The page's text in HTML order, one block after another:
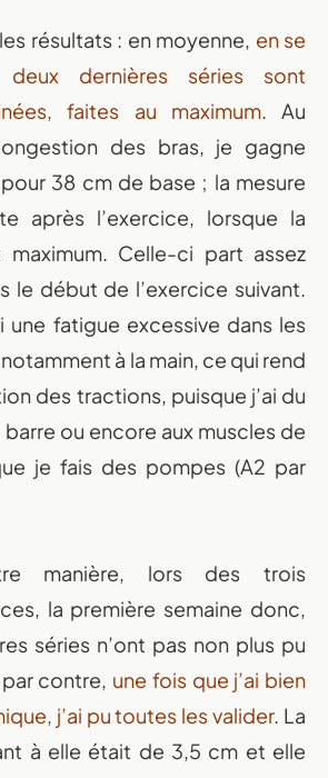
résultats : en moyenne, en se
dernières séries sont
faites au maximum. Au
des bras, je gagne
38 cm de base ; la mesure
après l’exercice, lorsque la
Celle-ci part assez
le début de l’exercice suivant.
une fatigue excessive dans les
à la main, ce qui rend
des tractions, puisque j’ai du
barre ou encore aux muscles de
je fais des pompes (A2 par
manière, lors des trois
la première semaine donc,
séries n’ont pas non plus pu
contre, une fois que j’ai bien
j’ai pu toutes les valider. La
à elle était de 3,5 cm et elle